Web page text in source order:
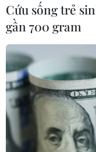
Cứu sống trẻ
gần 700 gram